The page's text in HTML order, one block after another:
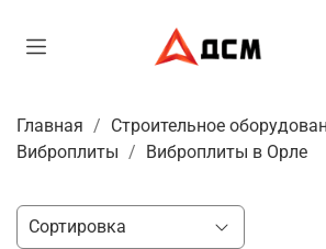
Главная
Строительное
Виброплиты
Виброплиты в Орле